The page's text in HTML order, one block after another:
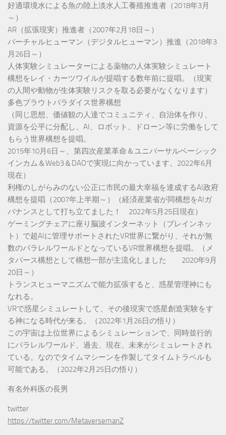
好適環境水による魚の陸上淡水人工養殖推進者（2018年3月
～）
AR（拡張現実）推進者（2007年2月18日～）
バーチャルヒューマン（デジタルヒューマン）推進（2018年3
月26日～）
人体実験シミュレーターによる薬物の人体実験シミュレート
構想をレイ・カーツワイルが提唱する数年前に提唱。（現実
の人間や動物が生体実験リスクを取る必要がなくなります）
多色プラウトパラダイス世界構想
（同じ思想、価値観の人達でコミュニティ、自治体を作り、
資源を公平に分配し、AI、ロボット、ドローン等に労働をして
もらう世界構想を提唱。
2015年10月6日～、第四次産業革命＆ユニバーサルベーシック
インカム＆Web3＆DAOで実現に向かっています。2022年6月
現在）
利権のしがらみのない公正に市民の最大幸福を達成するAI政府
構想を提唱（2007年上半期～）（経済産業省が同構想をAIガ
バナンスとして打ち立てました！ 2022年5月25日現在）
ゲーミングチェアに座り脳波インターネット（ブレインネッ
ト）で超AIに管理サポートされたVR世界に繋がり、それが無
数のパラレルワールドとなっているVR世界構想を提唱。（メ
タバース構想として構想一部が主流化しました 2020年9月
20日～）
トランスヒューマニズムで能力拡張すると、惑星管理神にも
なれる。
VRで惑星シミュレートして、その後現実で惑星創造実験をす
る神になる時代が来る。（2022年1月26日の悟り）
この宇宙は上位世界によるシミュレーションで、同時並行的
にパラレルワールド、過去、現在、未来がシミュレートされ
ている。なのでタイムマシーンを作製してタイムトラベルも
可能である。（2022年2月25日の悟り）
有名外科医の長男
twitter
https://twitter.com/MetaversemanZ